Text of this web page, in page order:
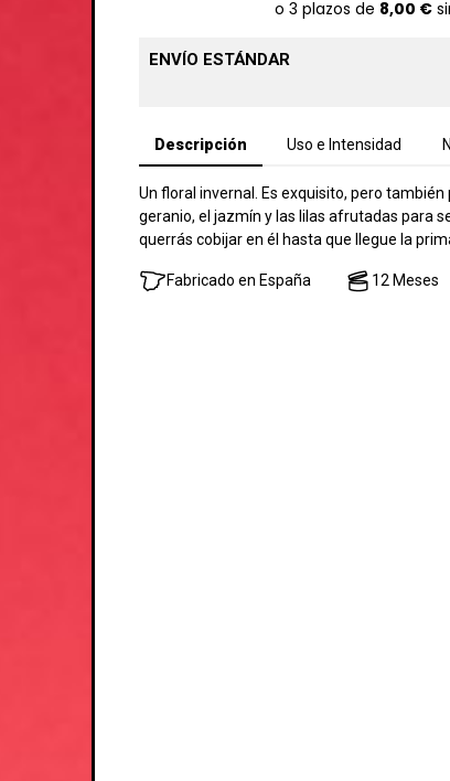
ENVÍO ESTÁNDAR
Descripción Uso e Intensidad
Un floral invernal. Es exquisito, pero
geranio, el jazmín y las lilas afrutadas para
querrás cobijar en él hasta que llegue la
Fabricado en España 12 Meses